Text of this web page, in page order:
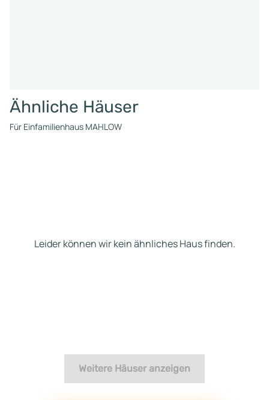
Ähnliche Häuser
Für Einfamilienhaus MAHLOW
Leider können wir kein ähnliches Haus finden.
Weitere Häuser anzeigen